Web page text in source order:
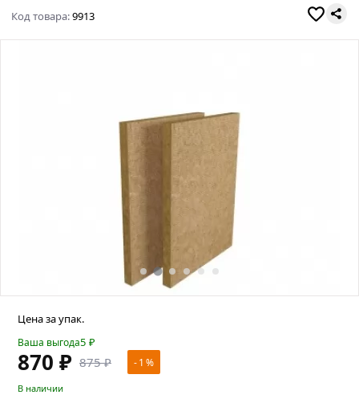
Код товара:9913
Цена за упак.
Ваша выгода5 ₽
870 ₽ 875 ₽ - 1 %
В наличии